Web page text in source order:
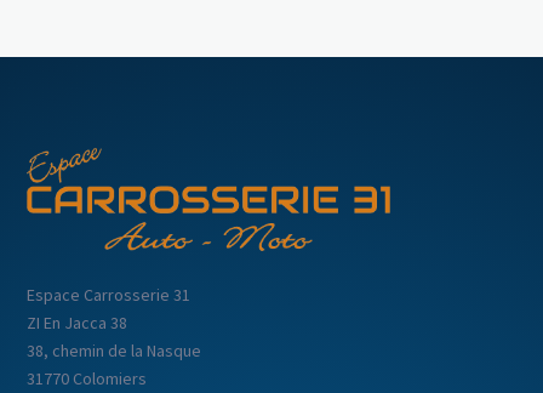
Espace Carrosserie 31
ZI En Jacca 38
38, chemin de la Nasque
31770 Colomiers